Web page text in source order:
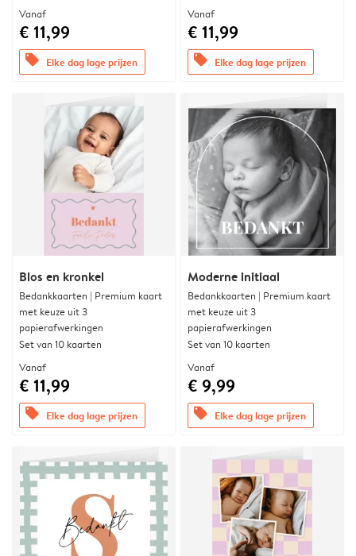
Vanaf
€ 11,99
offers Elke dag lage prijzen
Vanaf
€ 11,99
offers Elke dag lage prijzen
Blos en kronkel
Bedankkaarten | Premium kaart
met keuze uit 3
papierafwerkingen
Set van 10 kaarten
Vanaf
€ 11,99
offers Elke dag lage prijzen
Moderne initiaal
Bedankkaarten | Premium kaart
met keuze uit 3
papierafwerkingen
Set van 10 kaarten
Vanaf
€ 9,99
offers Elke dag lage prijzen